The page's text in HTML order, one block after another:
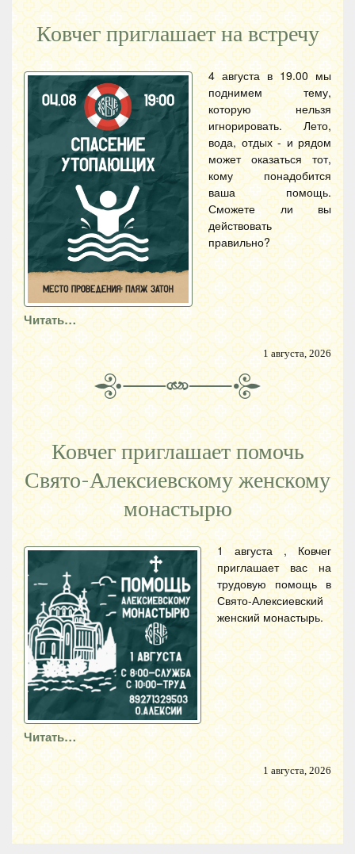
Ковчег приглашает на встречу
4 августа в 19.00 мы
поднимем тему,
которую нельзя
игнорировать. Лето,
вода, отдых - и рядом
может оказаться тот,
кому понадобится
ваша помощь.
Сможете ли вы
действовать
правильно?
Читать…
1 августа, 2026
Ковчег приглашает помочь
Свято-Алексиевскому женскому
монастырю
1 августа , Ковчег
приглашает вас на
трудовую помощь в
Свято-Алексиевский
женский монастырь.
Читать…
1 августа, 2026